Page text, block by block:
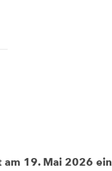
am 19. Mai 2026